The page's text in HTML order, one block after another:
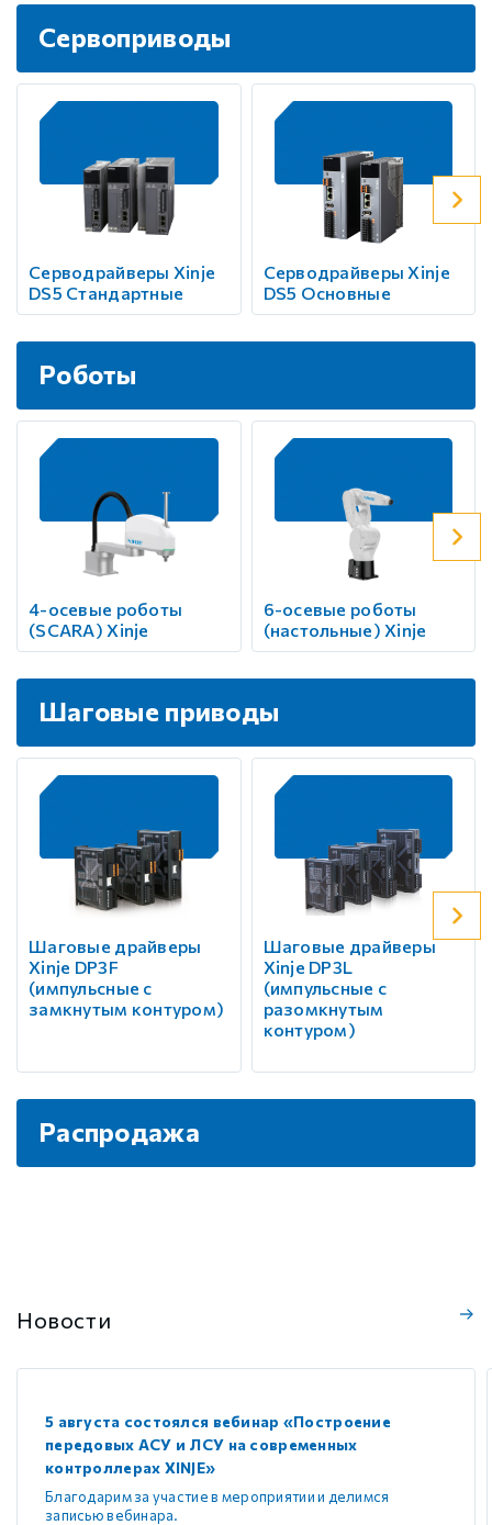
Сервоприводы
Серводрайверы Xinje
DS5 Стандартные
Серводрайверы Xinje
DS5 Основные
Роботы
4-осевые роботы
(SCARA) Xinje
6-осевые роботы
(настольные) Xinje
Шаговые приводы
Шаговые драйверы
Xinje DP3F
(импульсные с
замкнутым контуром)
Шаговые драйверы
Xinje DP3L
(импульсные с
разомкнутым
контуром)
Распродажа
Новости
5 августа состоялся вебинар «Построение
передовых АСУ и ЛСУ на современных
контроллерах XINJE»
Благодарим за участие в мероприятии и делимся
записью вебинара.